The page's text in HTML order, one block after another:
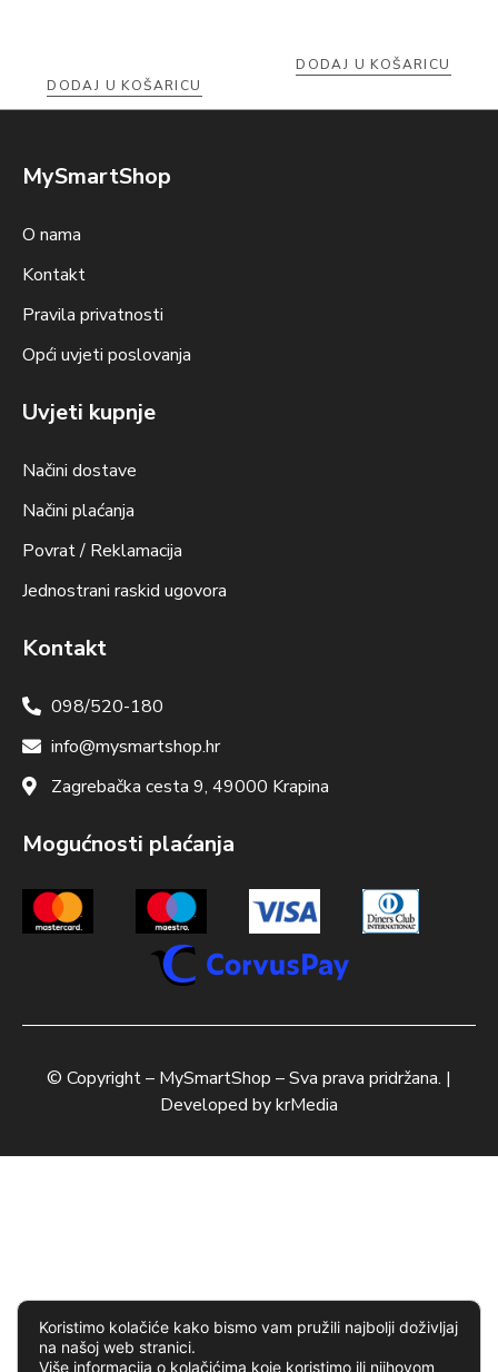
DODAJ U KOŠARICU
DODAJ U KOŠARICU
MySmartShop
O nama
Kontakt
Pravila privatnosti
Opći uvjeti poslovanja
Uvjeti kupnje
Načini dostave
Načini plaćanja
Povrat / Reklamacija
Jednostrani raskid ugovora
Kontakt
098/520-180
info@mysmartshop.hr
Zagrebačka cesta 9, 49000 Krapina
Mogućnosti plaćanja
© Copyright – MySmartShop – Sva prava pridržana. |
Developed bykrMedia
Koristimo kolačiće kako bismo vam pružili najbolji doživljaj
na našoj web stranici.
Više informacija o kolačićima koje koristimo ili njihovom